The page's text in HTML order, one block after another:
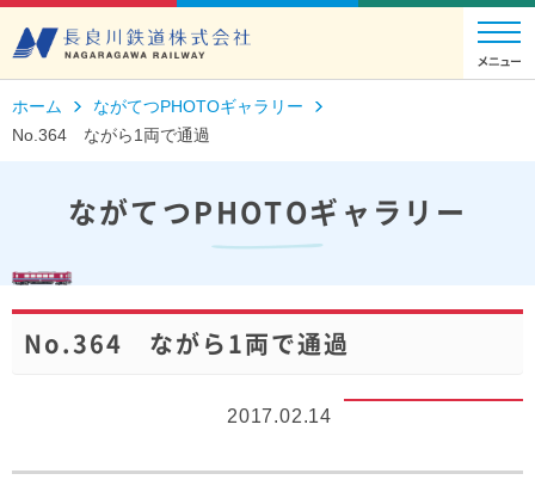
ホーム
ながてつPHOTOギャラリー
No.364 ながら1両で通過
ながてつPHOTOギャラリー
No.364 ながら1両で通過
2017.02.14